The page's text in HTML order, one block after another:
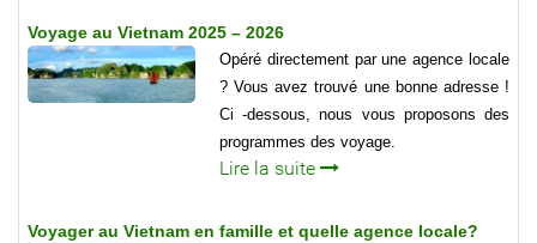
Voyage au Vietnam 2025 – 2026
Opéré directement par une agence locale
? Vous avez trouvé une bonne adresse !
Ci -dessous, nous vous proposons des
programmes des voyage.
Lire la suite
Voyager au Vietnam en famille et quelle agence locale?